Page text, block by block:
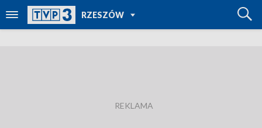
RZESZÓW
POWRÓT DO
TVP REGIONY